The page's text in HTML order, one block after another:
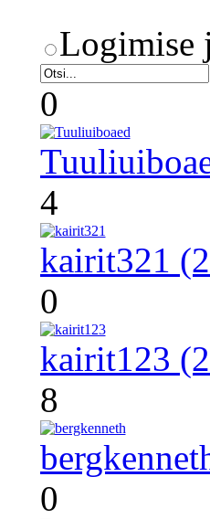
Logimise
0
4
kairit321
0
kairit123
8
0